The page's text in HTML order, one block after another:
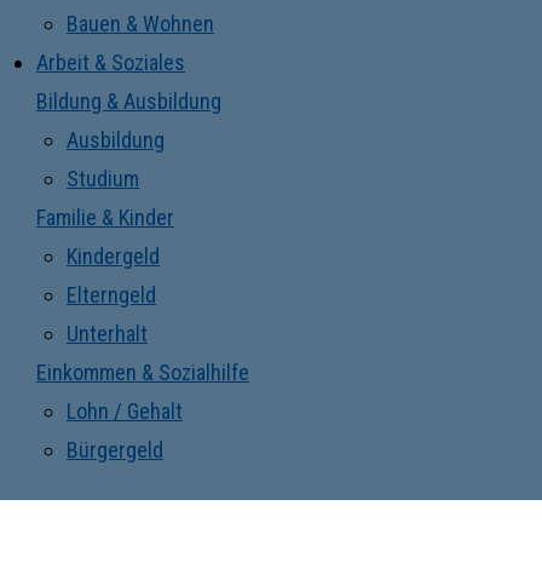
Bauen & Wohnen
Arbeit & Soziales
Bildung & Ausbildung
Ausbildung
Studium
Familie & Kinder
Kindergeld
Elterngeld
Unterhalt
Einkommen & Sozialhilfe
Lohn / Gehalt
Bürgergeld